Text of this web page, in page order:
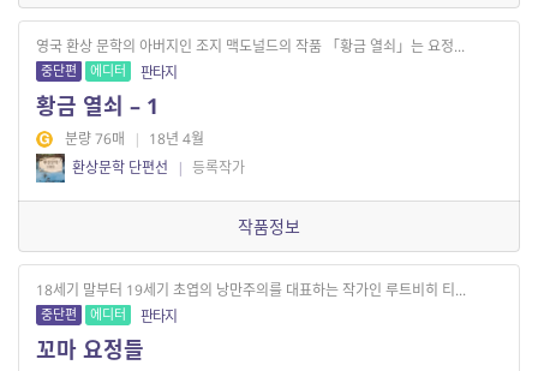
영국 환상 문학의 아버지인 조지 맥도널드의 작품 「황금 열쇠」는 요정...
중단편 에디터 판타지
황금 열쇠 – 1
분량 76매 | 18년 4월
환상문학 단편선
| 등록작가
작품정보
18세기 말부터 19세기 초엽의 낭만주의를 대표하는 작가인 루트비히 티...
중단편 에디터 판타지
꼬마 요정들